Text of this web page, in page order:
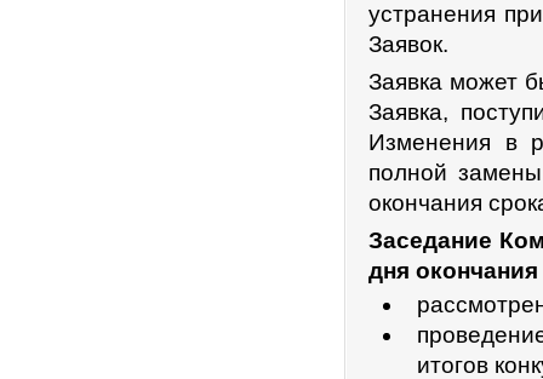
устранения
Заявок.
Заявка может
Заявка,
Изменения в
полной
окончания
Заседание
дня
итогов